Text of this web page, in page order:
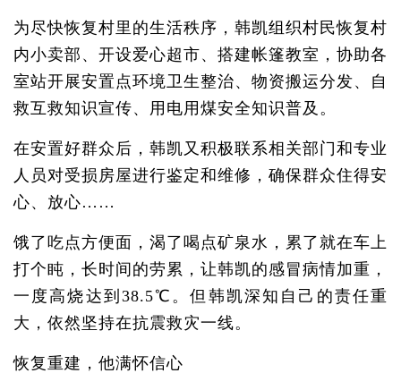
为尽快恢复村里的生活秩序，韩凯组织村民恢复村
内小卖部、开设爱心超市、搭建帐篷教室，协助各
室站开展安置点环境卫生整治、物资搬运分发、自
救互救知识宣传、用电用煤安全知识普及。
在安置好群众后，韩凯又积极联系相关部门和专业
人员对受损房屋进行鉴定和维修，确保群众住得安
心、放心……
饿了吃点方便面，渴了喝点矿泉水，累了就在车上
打个盹，长时间的劳累，让韩凯的感冒病情加重，
一度高烧达到38.5℃。但韩凯深知自己的责任重
大，依然坚持在抗震救灾一线。
恢复重建，他满怀信心